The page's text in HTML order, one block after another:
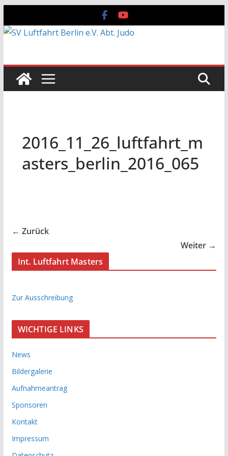
Inhalt
2016_11_26_luftfahrt_m
asters_berlin_2016_065
← Zurück
Weiter →
Int. Luftfahrt Masters
Zur Ausschreibung
WICHTIGE LINKS
News
Bildergalerie
Aufnahmeantrag
Sponsoren
Kontakt
Impressum